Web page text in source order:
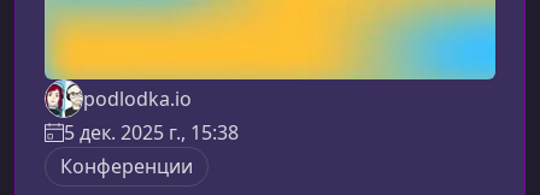
podlodka.io
5 дек. 2025 г., 15:38
Конференции